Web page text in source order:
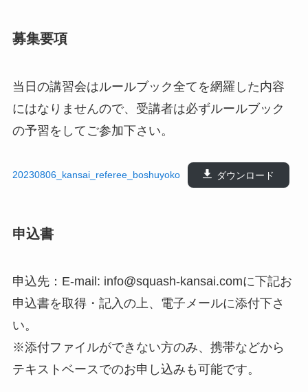
募集要項
当日の講習会はルールブック全てを網羅した内容
にはなりませんので、受講者は必ずルールブック
の予習をしてご参加下さい。
20230806_kansai_referee_boshuyoko ダウンロード
申込書
申込先：E-mail: info@squash-kansai.comに下記お
申込書を取得・記入の上、電子メールに添付下さ
い。
※添付ファイルができない方のみ、携帯などから
テキストベースでのお申し込みも可能です。